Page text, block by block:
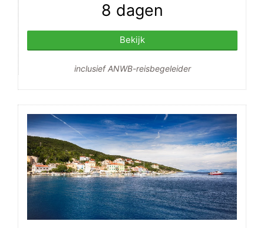
8 dagen
Bekijk
inclusief ANWB-reisbegeleider